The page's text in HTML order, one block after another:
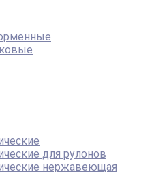
для рулонов
нержавеющая